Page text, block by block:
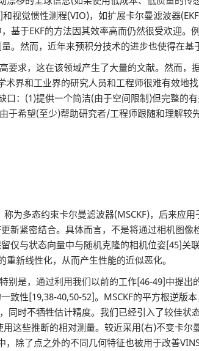
视觉惯性测程(VIO)，如扩展卡尔曼滤波器
基于EKF的方法因其效率高而仍然很受欢迎
。然而，近年来预积分技术的进步也使得在
求，这在该领域产生了大量的文献。然而，
界和工业界的研究人员和工程师很难有效地
：(1)提供一个简洁(由于空间限制)但完整的
希望(至少)帮助研究者/工程师跟随和理解
多态约束卡尔曼滤波器(MSCKF)，后来应用
新紧密结合。具体而言，不是将通过相机图
仅与状态向量中与随机克隆的相机位姿[45]关
新线性化，从而产生性能的近似恶化。
是，通过利用我们以前的工作[46-49]中提出
致性[19,38-40,50-52]。MSCKF的平方根逆版
时不牺牲估计精度。我们已经引入了较佳状
这些推断的相对测量。较近采用(右)不变卡
，除了点之外的不同几何特征也被用于改善